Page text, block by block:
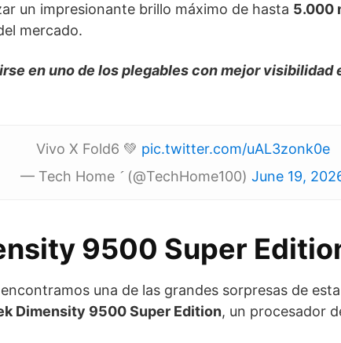
un impresionante brillo máximo de hasta 5.000
mercado.
en uno de los plegables con mejor visibilidad
Vivo X Fold6 💚 pic.twitter.com/uAL3zonk0e
— Tech Home  (@TechHome100) June 19,
9500 Super
una de las grandes sorpresas de
Dimensity 9500 Super Edition, un procesador